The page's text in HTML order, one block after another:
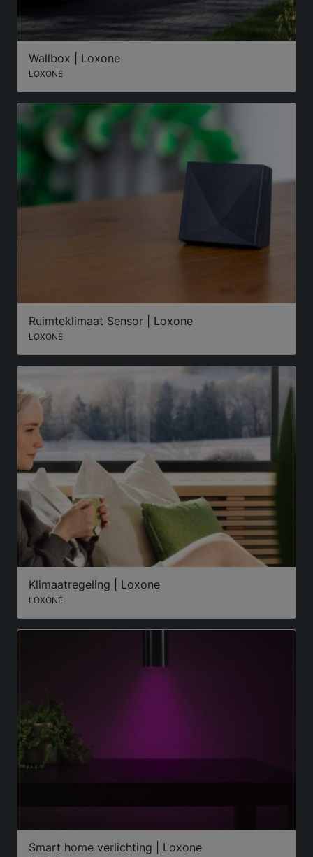
Wallbox | Loxone
LOXONE
Ruimteklimaat Sensor | Loxone
LOXONE
Klimaatregeling | Loxone
LOXONE
Smart home verlichting | Loxone